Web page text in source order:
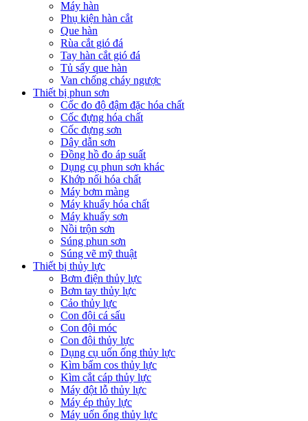
Máy hàn
Phụ kiện hàn cắt
Que hàn
Rùa cắt gió đá
Tay hàn cắt gió đá
Tủ sấy que hàn
Van chống cháy ngược
Thiết bị phun sơn
Cốc đo độ đậm đặc hóa chất
Cốc đựng hóa chất
Cốc đựng sơn
Dây dẫn sơn
Đồng hồ đo áp suất
Dụng cụ phun sơn khác
Khớp nối hóa chất
Máy bơm màng
Máy khuấy hóa chất
Máy khuấy sơn
Nồi trộn sơn
Súng phun sơn
Súng vẽ mỹ thuật
Thiết bị thủy lực
Bơm điện thủy lực
Bơm tay thủy lực
Cảo thủy lực
Con đội cá sấu
Con đội móc
Con đội thủy lực
Dụng cụ uốn ống thủy lực
Kìm bấm cos thủy lực
Kìm cắt cáp thủy lực
Máy đột lỗ thủy lực
Máy ép thủy lực
Máy uốn ống thủy lực